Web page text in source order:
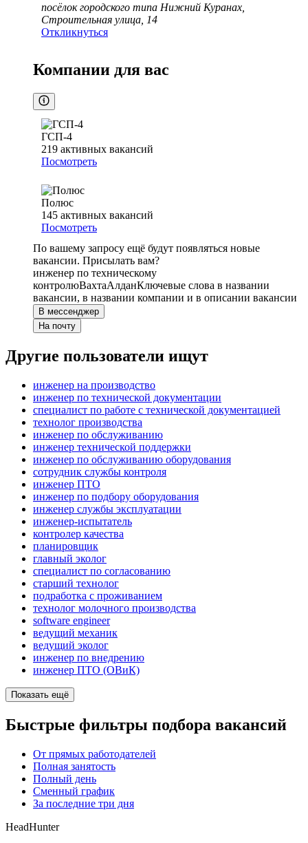
посёлок городского типа Нижний Куранах,
Строительная улица, 14
Откликнуться
Компании для вас
ГСП-4
219 активных вакансий
Посмотреть
Полюс
145 активных вакансий
Посмотреть
По вашему запросу ещё будут появляться новые
вакансии. Присылать вам?
инженер по техническому
контролюВахтаАлданКлючевые слова в названии
вакансии, в названии компании и в описании вакансии
В мессенджер
На почту
Другие пользователи ищут
инженер на производство
инженер по технической документации
специалист по работе с технической документацией
технолог производства
инженер по обслуживанию
инженер технической поддержки
инженер по обслуживанию оборудования
сотрудник службы контроля
инженер ПТО
инженер по подбору оборудования
инженер службы эксплуатации
инженер-испытатель
контролер качества
планировщик
главный эколог
специалист по согласованию
старший технолог
подработка с проживанием
технолог молочного производства
software engineer
ведущий механик
ведущий эколог
инженер по внедрению
инженер ПТО (ОВиК)
Показать ещё
Быстрые фильтры подбора вакансий
От прямых работодателей
Полная занятость
Полный день
Сменный график
За последние три дня
HeadHunter